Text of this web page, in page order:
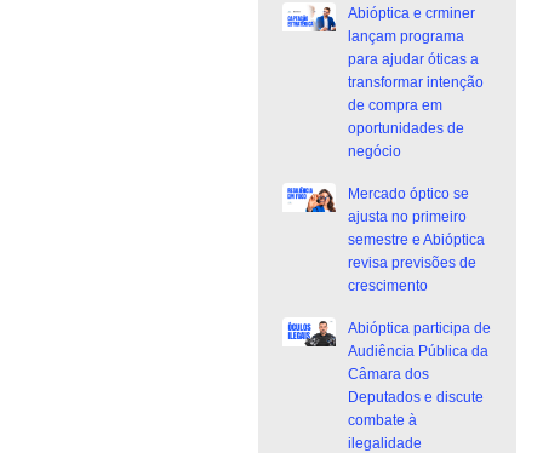
Abióptica e crminer
lançam programa
para ajudar óticas a
transformar intenção
de compra em
oportunidades de
negócio
Mercado óptico se
ajusta no primeiro
semestre e Abióptica
revisa previsões de
crescimento
Abióptica participa de
Audiência Pública da
Câmara dos
Deputados e discute
combate à
ilegalidade